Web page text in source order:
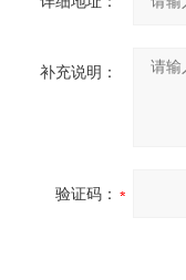
补充说明：
验证码：